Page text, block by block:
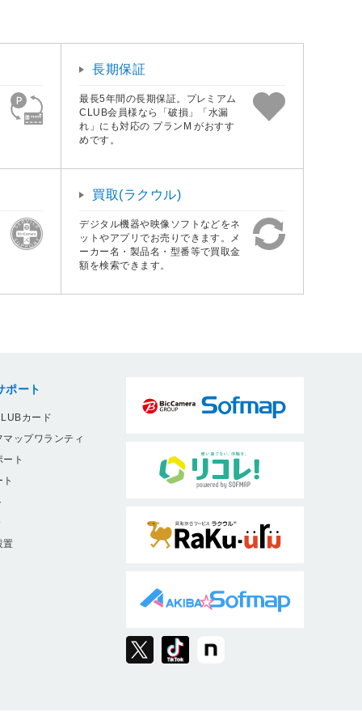
長期保証
最長5年間の長期保証。プレミアム
CLUB会員様なら「破損」「水漏
れ」にも対応の プランM がおすす
めです。
買取(ラクウル)
デジタル機器や映像ソフトなどをネ
ットやアプリでお売りできます。メ
ーカー名・製品名・型番等で買取金
額を検索できます。
ポート
カード
ップワランティ
ト
置